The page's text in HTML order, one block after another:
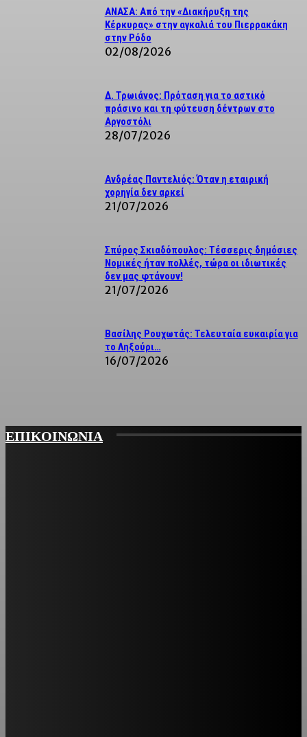
ΑΝΑΣΑ: Από την «Διακήρυξη της
Κέρκυρας» στην αγκαλιά του Πιερρακάκη
στην Ρόδο
02/08/2026
Δ. Τρωιάνος: Πρόταση για το αστικό
πράσινο και τη φύτευση δέντρων στο
Αργοστόλι
28/07/2026
Ανδρέας Παντελιός: Όταν η εταιρική
χορηγία δεν αρκεί
21/07/2026
Σπύρος Σκιαδόπουλος: Τέσσερις δημόσιες
Νομικές ήταν πολλές, τώρα οι ιδιωτικές
δεν μας φτάνουν!
21/07/2026
Βασίλης Ρουχωτάς: Τελευταία ευκαιρία για
το Ληξούρι…
16/07/2026
ΕΠΙΚΟΙΝΩΝΙΑ